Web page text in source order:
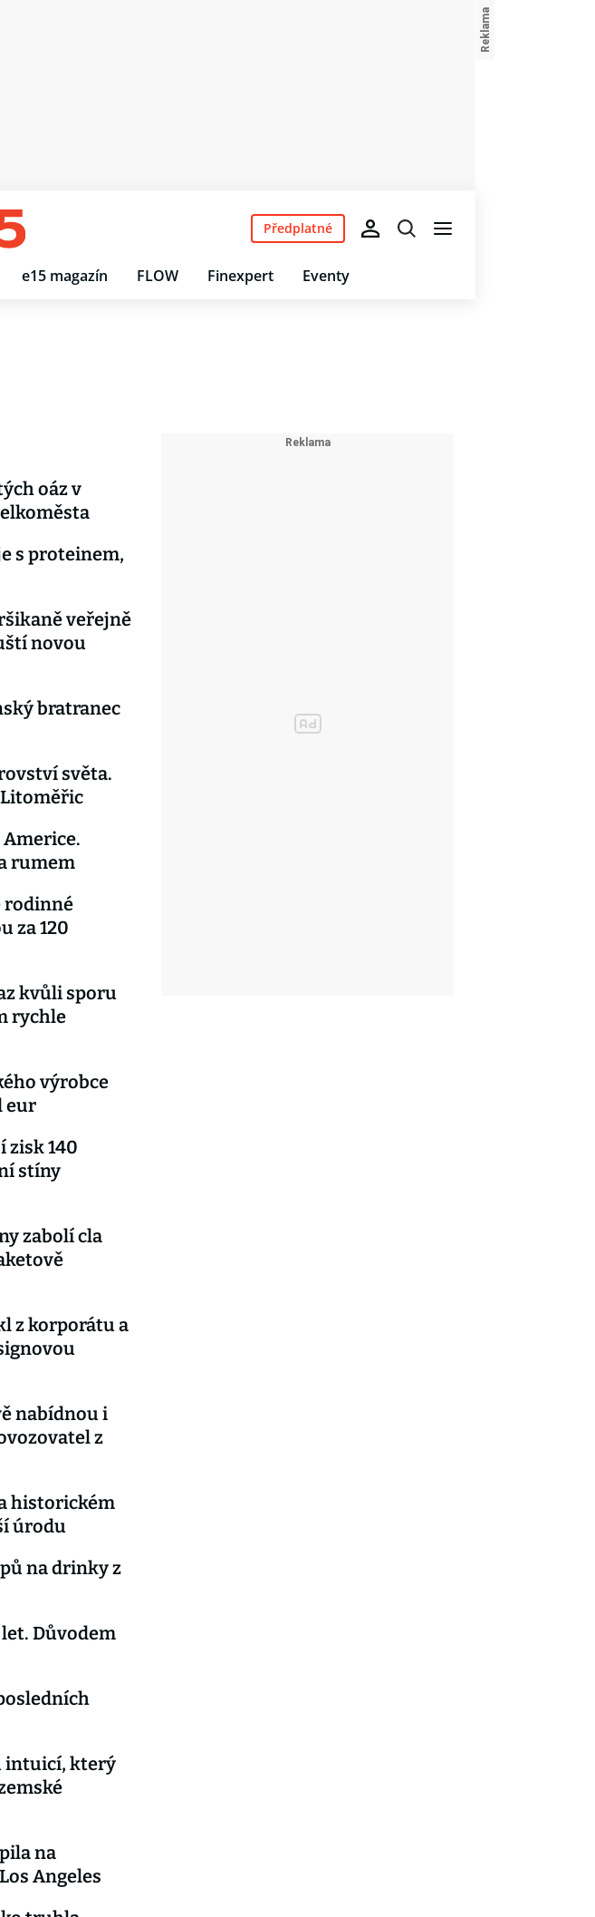
e15 magazín FLOW Finexpert Eventy
Předplatné
oáz v
s proteinem,
veřejně
novou
bratranec
světa.
rumem
rodinné
za 120
kvůli sporu
rychle
výrobce
eur
zisk 140
stíny
zabolí cla
z korporátu a
nabídnou i
z
historickém
úrodu
na drinky z
Důvodem
intuicí, který
na
Angeles